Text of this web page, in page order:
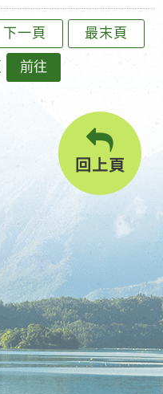
下一頁 最末頁
往
回上頁